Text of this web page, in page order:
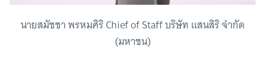
นายสมัชชา พรหมศิริ Chief of Staff บริษัท แสนสิริ จำกัด
(มหาชน)